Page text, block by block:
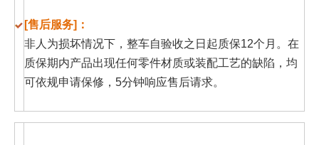
[售后服务]：
非人为损坏情况下，整车自验收之日起质保12个月。在
质保期内产品出现任何零件材质或装配工艺的缺陷，均
可依规申请保修，5分钟响应售后请求。